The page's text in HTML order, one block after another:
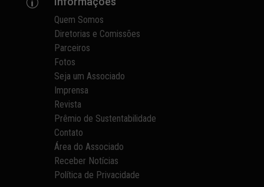
p
Quem Somos
Diretorias e Comissões
Parceiros
Fotos
Seja um Associado
Imprensa
Revista
Prêmio de Sustentabilidade
Contato
Área do Associado
Receber Notícias
Política de Privacidade